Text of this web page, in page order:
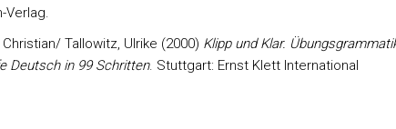
Verlag.
Tallowitz, Ulrike (2000) Klipp und Klar.
Deutsch in 99 Schritten. Stuttgart: Ernst Klett International